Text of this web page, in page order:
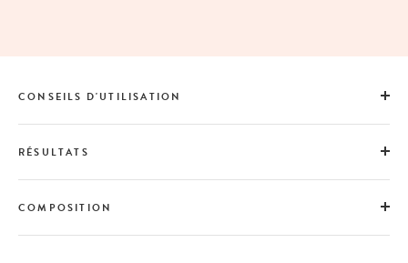
CONSEILS D'UTILISATION
RÉSULTATS
COMPOSITION